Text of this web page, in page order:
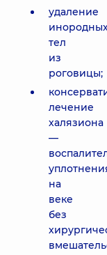
удаление
тел
из
роговицы;
лечение
халязиона
—
на
веке
без